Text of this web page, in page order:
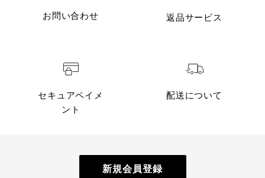
お問い合わせ 返品サービス
セキュアペイメ
ント
配送について
新規会員登録